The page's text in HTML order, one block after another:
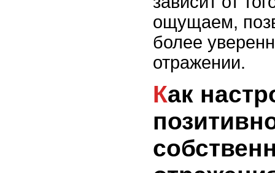
ощущаем,
более
отражении.
Как настроиться на